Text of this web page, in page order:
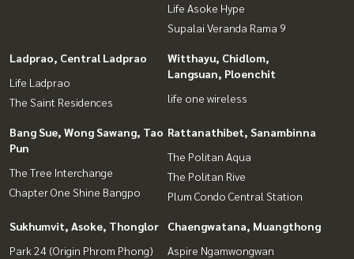
Life Asoke Hype
Supalai Veranda Rama 9
Ladprao, Central Ladprao
Life Ladprao
The Saint Residences
Witthayu, Chidlom,
Langsuan, Ploenchit
life one wireless
Bang Sue, Wong Sawang, Tao
Pun
The Tree Interchange
Chapter One Shine Bangpo
Rattanathibet, Sanambinna
The Politan Aqua
The Politan Rive
Plum Condo Central Station
Sukhumvit, Asoke, Thonglor
Park 24 (Origin Phrom Phong)
Chaengwatana, Muangthong
Aspire Ngamwongwan